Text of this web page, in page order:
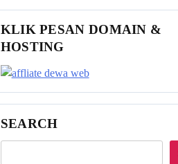
KLIK PESAN DOMAIN &
HOSTING
SEARCH